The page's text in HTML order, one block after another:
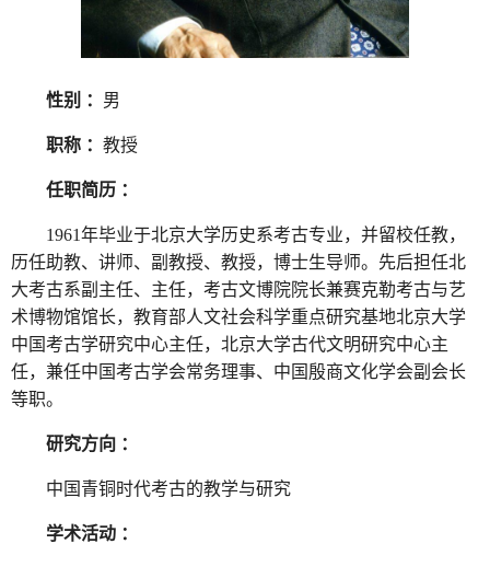
性别 ： 男
职称 ： 教授
任职简历 ：
1961年毕业于北京大学历史系考古专业，并留校任教，
历任助教、讲师、副教授、教授，博士生导师。先后担任北
大考古系副主任、主任，考古文博院院长兼赛克勒考古与艺
术博物馆馆长，教育部人文社会科学重点研究基地北京大学
中国考古学研究中心主任，北京大学古代文明研究中心主
任，兼任中国考古学会常务理事、中国殷商文化学会副会长
等职。
研究方向 ：
中国青铜时代考古的教学与研究
学术活动 ：